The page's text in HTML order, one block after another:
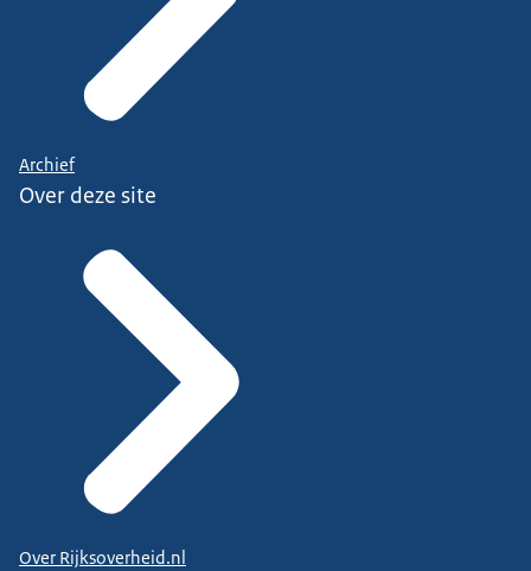
Archief
Over deze site
Over Rijksoverheid.nl